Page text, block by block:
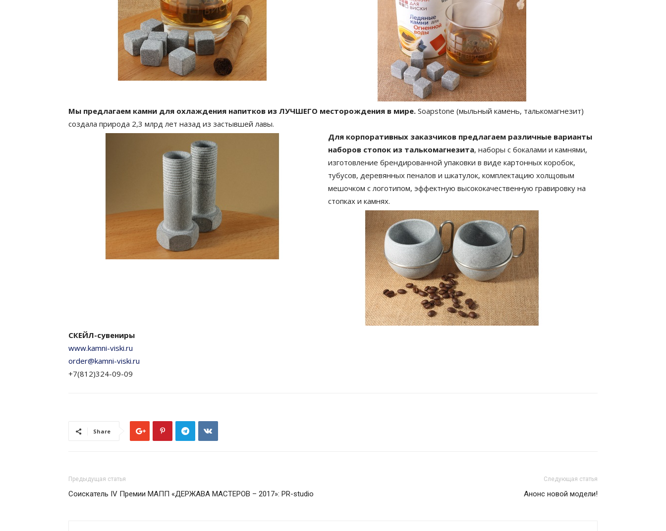
Мы предлагаем камни для охлаждения напитков из ЛУЧШЕГО месторождения в мире. Soapstone (мыльный камень, талькомагнезит)
создала природа 2,3 млрд лет назад из застывшей лавы.
Для корпоративных заказчиков предлагаем различные варианты
наборов стопок из талькомагнезита, наборы с бокалами и камнями,
изготовление брендированной упаковки в виде картонных коробок,
тубусов, деревянных пеналов и шкатулок, комплектацию холщовым
мешочком с логотипом, эффектную высококачественную гравировку на
стопках и камнях.
СКЕЙЛ-сувениры
www.kamni-viski.ru
order@kamni-viski.ru
+7(812)324-09-09
Share
Предыдущая статья
Соискатель IV Премии МАПП «ДЕРЖАВА МАСТЕРОВ – 2017»: PR-studio
Следующая статья
Анонс новой модели!